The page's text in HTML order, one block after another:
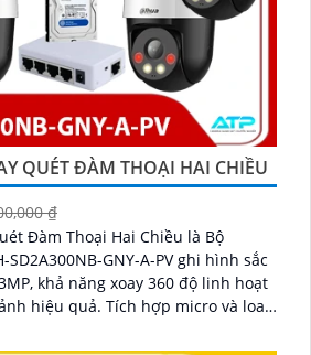
QUÉT ĐÀM THOẠI HAI CHIỀU
₫
Đàm Thoại Hai Chiều là Bộ
SD2A300NB-GNY-A-PV ghi hình sắc
khả năng xoay 360 độ linh hoạt
hợp micro và loa,